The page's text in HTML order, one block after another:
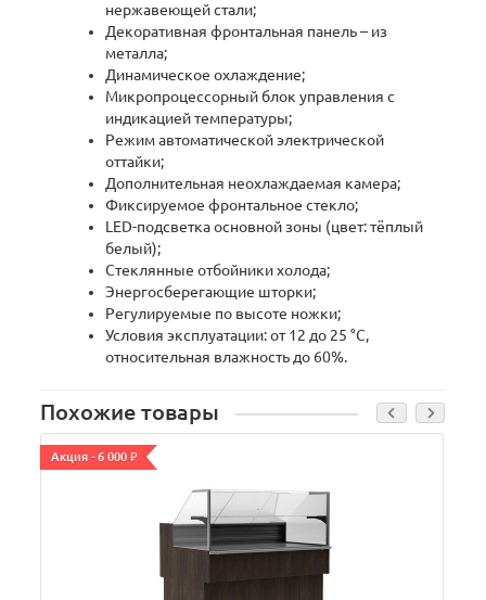
нержавеющей стали;
Декоративная фронтальная панель – из
металла;
Динамическое охлаждение;
Микропроцессорный блок управления с
индикацией температуры;
Режим автоматической электрической
оттайки;
Дополнительная неохлаждаемая камера;
Фиксируемое фронтальное стекло;
LED-подсветка основной зоны (цвет: тёплый
белый);
Стеклянные отбойники холода;
Энергосберегающие шторки;
Регулируемые по высоте ножки;
Условия эксплуатации: от 12 до 25 °С,
относительная влажность до 60%.
Похожие товары
Акция - 6 000 ₽